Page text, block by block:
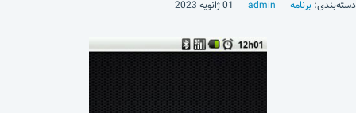
دسته‌بندی: برنامه admin 01 ژانویه 2023